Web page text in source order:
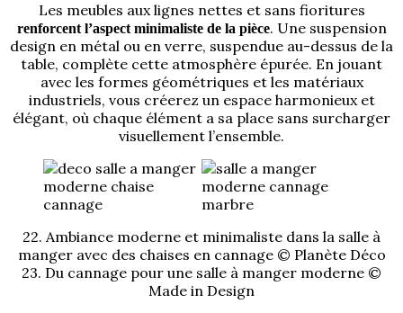
Les meubles aux lignes nettes et sans fioritures
renforcent l’aspect minimaliste de la pièce. Une suspension
design en métal ou en verre, suspendue au-dessus de la
table, complète cette atmosphère épurée. En jouant
avec les formes géométriques et les matériaux
industriels, vous créerez un espace harmonieux et
élégant, où chaque élément a sa place sans surcharger
visuellement l’ensemble.
22. Ambiance moderne et minimaliste dans la salle à
manger avec des chaises en cannage © Planète Déco
23. Du cannage pour une salle à manger moderne ©
Made in Design